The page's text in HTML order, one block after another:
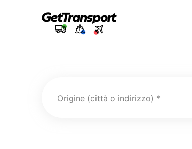
Origine (città o indirizzo)